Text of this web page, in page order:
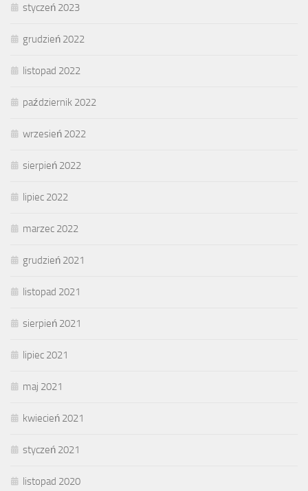
styczeń 2023
grudzień 2022
listopad 2022
październik 2022
wrzesień 2022
sierpień 2022
lipiec 2022
marzec 2022
grudzień 2021
listopad 2021
sierpień 2021
lipiec 2021
maj 2021
kwiecień 2021
styczeń 2021
listopad 2020